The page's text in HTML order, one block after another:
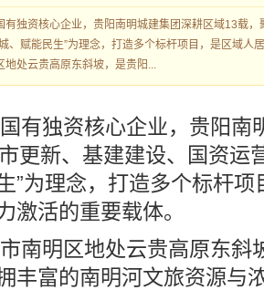
有独资核心企业，贵阳南明城建集团深耕区域13载
、赋能民生”为理念，打造多个标杆项目，是区域人
地处云贵高原东斜坡，是贵阳...
有独资核心企业，贵阳南
更新、基建建设、国资运
”为理念，打造多个标杆
激活的重要载体。
南明区地处云贵高原东斜
丰富的南明河文旅资源与